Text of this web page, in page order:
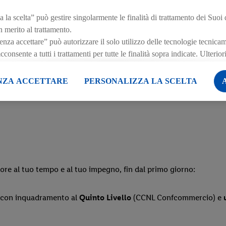
esperienza d'acquisto con empatia, attenzione e
al tuo tempo e al tuo impegno, fin dal primo giorno:
inquadramento al Quinto Livello (CCNL Confcommercio) e
la scelta” può gestire singolarmente le finalità di trattamento dei Suoi
al trattamento.
accettare” può autorizzare il solo utilizzo delle tecnologie
a tutti i trattamenti per tutte le finalità sopra indicate.
effetto per il futuro, sono disponibili nella nostra informativa privacy
ACCETTARE PERSONALIZZA LA SCELTA